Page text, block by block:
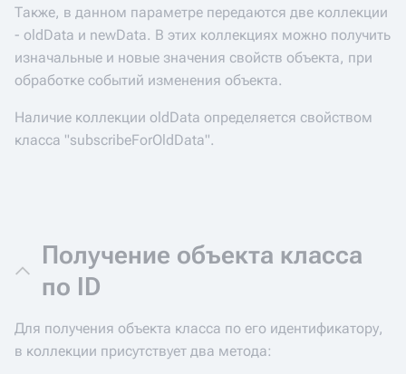
Также, в данном параметре передаются две коллекции
- oldData и newData. В этих коллекциях можно получить
изначальные и новые значения свойств объекта, при
обработке событий изменения объекта.
Наличие коллекции oldData определяется свойством
класса "subscribeForOldData".
Получение объекта класса
по ID
Для получения объекта класса по его идентификатору,
в коллекции присутствует два метода: